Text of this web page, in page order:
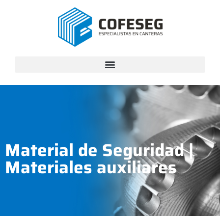
Material de Seguridad|
Materiales auxiliares